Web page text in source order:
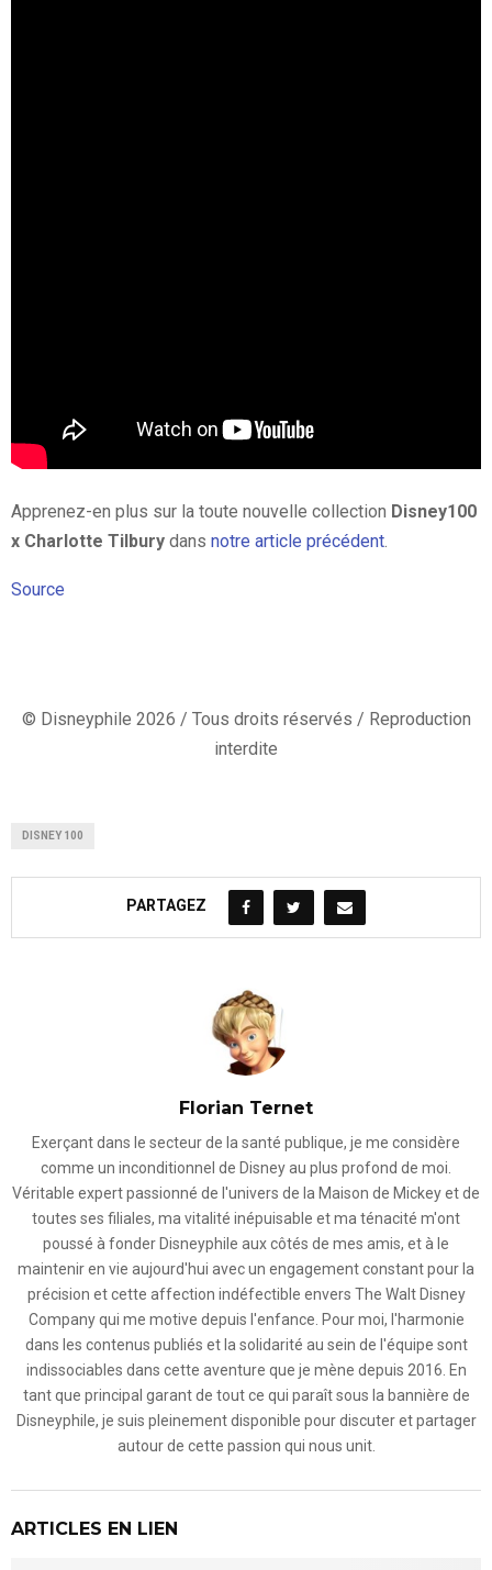
Apprenez-en plus sur la toute nouvelle collection Disney100
x Charlotte Tilbury dans notre article précédent
Source
© Disneyphile 2026 / Tous droits réservés / Reproduction
interdite
DISNEY 100
PARTAGEZ
Florian Ternet
Exerçant dans le secteur de la santé publique, je me considère
comme un inconditionnel de Disney au plus profond de moi.
Véritable expert passionné de l'univers de la Maison de Mickey et de
toutes ses filiales, ma vitalité inépuisable et ma ténacité m'ont
poussé à fonder Disneyphile aux côtés de mes amis, et à le
maintenir en vie aujourd'hui avec un engagement constant pour la
précision et cette affection indéfectible envers The Walt Disney
Company qui me motive depuis l'enfance. Pour moi, l'harmonie
dans les contenus publiés et la solidarité au sein de l'équipe sont
indissociables dans cette aventure que je mène depuis 2016. En
tant que principal garant de tout ce qui paraît sous la bannière de
Disneyphile, je suis pleinement disponible pour discuter et partager
autour de cette passion qui nous unit.
ARTICLES EN LIEN